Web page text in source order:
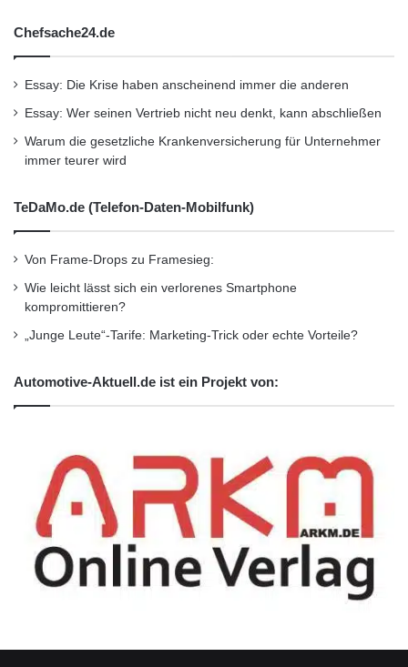
Chefsache24.de
Essay: Die Krise haben anscheinend immer die anderen
Essay: Wer seinen Vertrieb nicht neu denkt, kann abschließen
Warum die gesetzliche Krankenversicherung für Unternehmer
immer teurer wird
TeDaMo.de (Telefon-Daten-Mobilfunk)
Von Frame-Drops zu Framesieg:
Wie leicht lässt sich ein verlorenes Smartphone
kompromittieren?
„Junge Leute“-Tarife: Marketing-Trick oder echte Vorteile?
Automotive-Aktuell.de ist ein Projekt von: